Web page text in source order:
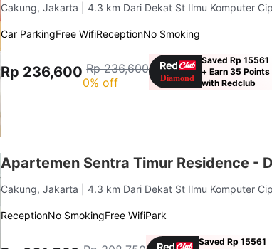
Cakung, Jakarta | 4.3 km Dari Dekat St Ilmu Komputer
Car ParkingFree WifiReceptionNo Smoking
Rp 236,600 Rp 236,600
0% off
Saved Rp 15561
+ Earn 35 Points
with Redclub
Apartemen Sentra Timur Residence -
Cakung, Jakarta | 4.3 km Dari Dekat St Ilmu Komputer
ReceptionNo SmokingFree WifiPark
Saved Rp 15561